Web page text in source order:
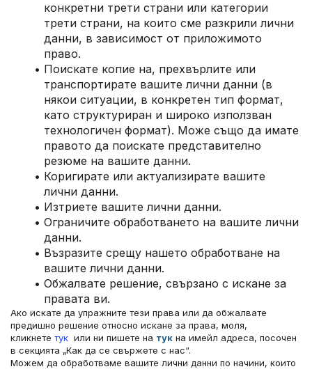
конкретни трети страни или категории
трети страни, на които сме разкрили лични
данни, в зависимост от приложимото
право.
Поискате копие на, прехвърлите или
транспортирате вашите лични данни (в
някои ситуации, в конкретен тип формат,
като структуриран и широко използван
технологичен формат). Може също да имате
правото да поискате представително
резюме на вашите данни.
Коригирате или актуализирате вашите
лични данни.
Изтриете вашите лични данни.
Ограничите обработването на вашите лични
данни.
Възразите срещу нашето обработване на
вашите лични данни.
Обжалвате решение, свързано с искане за
правата ви.
Ако искате да упражните тези права или да обжалвате
предишно решение относно искане за права, моля,
кликнете тук или ни пишете на тук на имейл адреса, посочен
в секцията „Как да се свържете с нас“.
Можем да обработваме вашите лични данни по начини, които